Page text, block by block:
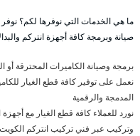
ما هي الخدمات التي نوفرها لكم؟
صيانة وبرمجة كافة أجهزة انتركم
برمجة وصيانة الكاميرات المحترقة أو
المدمجة والرقمية
نورد للعملاء كافة قطع الغيار مع
وتركيب عبر فني تركيب انتركم الكويت